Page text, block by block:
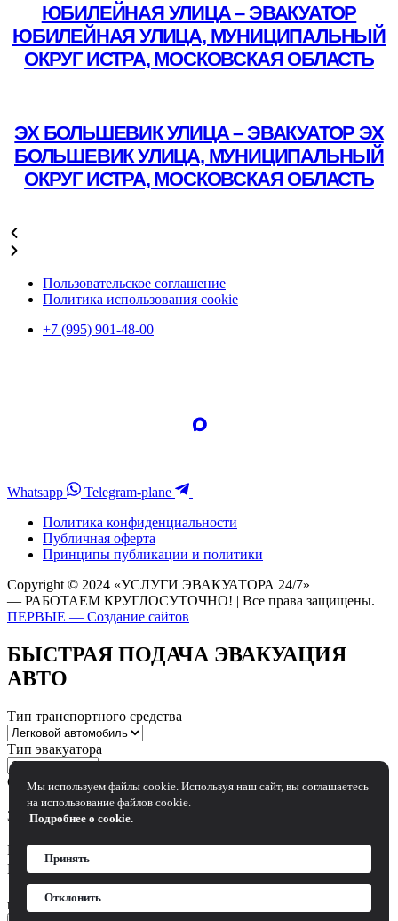
ЮБИЛЕЙНАЯ УЛИЦА – ЭВАКУАТОР
ЮБИЛЕЙНАЯ УЛИЦА, МУНИЦИПАЛЬНЫЙ
ОКРУГ ИСТРА, МОСКОВСКАЯ ОБЛАСТЬ
ЭХ БОЛЬШЕВИК УЛИЦА – ЭВАКУАТОР ЭХ
БОЛЬШЕВИК УЛИЦА, МУНИЦИПАЛЬНЫЙ
ОКРУГ ИСТРА, МОСКОВСКАЯ ОБЛАСТЬ
Пользовательское соглашение
Политика использования cookie
+7 (995) 901-48-00
Whatsapp
Telegram-plane
Политика конфиденциальности
Публичная оферта
Принципы публикации и политики
Copyright © 2024 «УСЛУГИ ЭВАКУАТОРА 24/7»
— РАБОТАЕМ КРУГЛОСУТОЧНО! | Все права защищены.
ПЕРВЫЕ — Создание сайтов
Мы используем файлы cookie. Используя наш сайт, вы соглашаетесь
на использование файлов cookie.
Подробнее о cookie.
Принять
Отклонить
БЫСТРАЯ ПОДАЧА ЭВАКУАЦИЯ
АВТО
Тип транспортного средства
Тип эвакуатора
Сколько заблокированных колес
Нет
1 2 3
4
Заблокировано рулевое управление?
Ваше имя
Ваш номер телефона
Я согласен с политикой конфиденциальности и согласен
на обработку персональных данных.